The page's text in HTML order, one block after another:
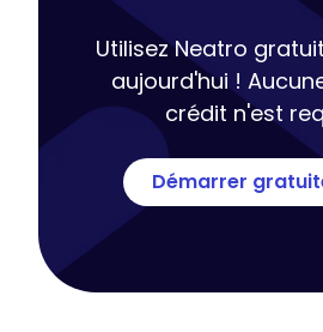
Utilisez Neatro
aujourd'hui !
crédit n'est
Démarrer